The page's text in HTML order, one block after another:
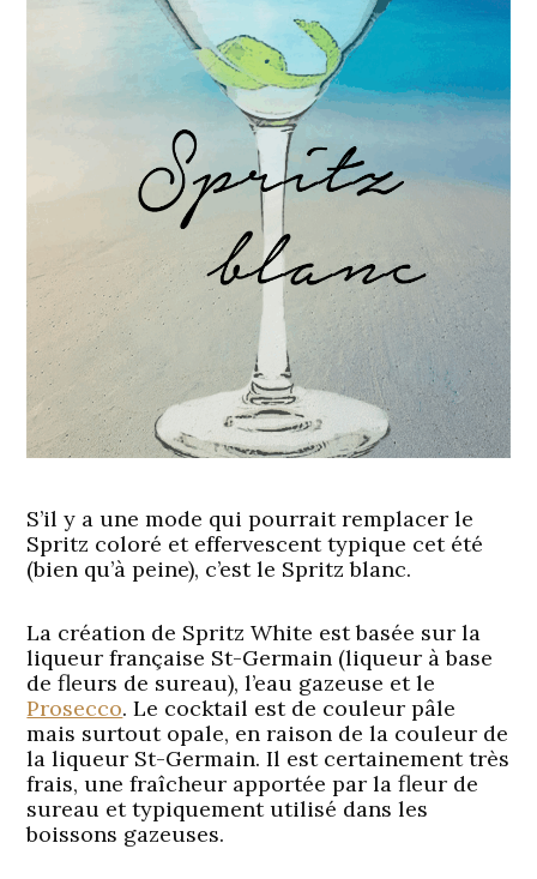
S’il y a une mode qui pourrait remplacer le
Spritz coloré et effervescent typique cet été
(bien qu’à peine), c’est le Spritz blanc.
La création de Spritz White est basée sur la
liqueur française St-Germain (liqueur à base
de fleurs de sureau), l’eau gazeuse et le
Prosecco. Le cocktail est de couleur pâle
mais surtout opale, en raison de la couleur de
la liqueur St-Germain. Il est certainement très
frais, une fraîcheur apportée par la fleur de
sureau et typiquement utilisé dans les
boissons gazeuses.